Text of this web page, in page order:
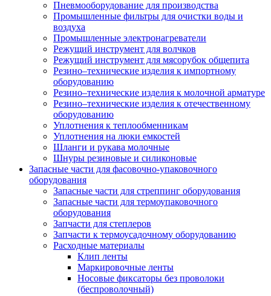
Пневмооборудование для производства
Промышленные фильтры для очистки воды и
воздуха
Промышленные электронагреватели
Режущий инструмент для волчков
Режущий инструмент для мясорубок общепита
Резино–технические изделия к импортному
оборудованию
Резино–технические изделия к молочной арматуре
Резино–технические изделия к отечественному
оборудованию
Уплотнения к теплообменникам
Уплотнения на люки емкостей
Шланги и рукава молочные
Шнуры резиновые и силиконовые
Запасные части для фасовочно-упаковочного
оборудования
Запасные части для стреппинг оборудования
Запасные части для термоупаковочного
оборудования
Запчасти для степлеров
Запчасти к термоусадочному оборудованию
Расходные материалы
Клип ленты
Маркировочные ленты
Носовые фиксаторы без проволоки
(беспроволочный)